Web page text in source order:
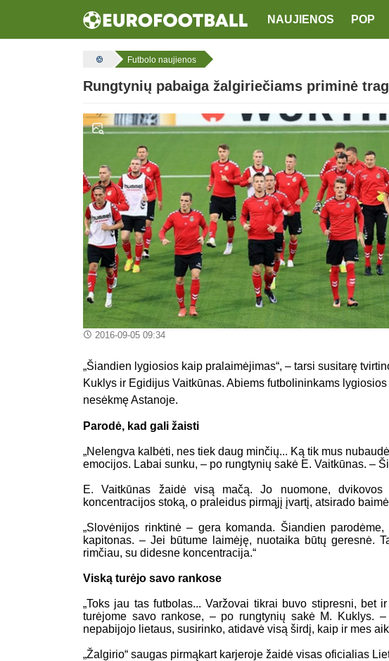
NAUJIENOS POP
Futbolo naujienos
Rungtynių pabaiga žalgiriečiams priminė
2016-09-05 09:34
„Šiandien lygiosios kaip pralaimėjimas“, – tarsi susitarę
Kuklys ir Egidijus Vaitkūnas. Abiems futbolininkams
nesėkmę Astanoje.
Parodė, kad gali žaisti
„Nelengva kalbėti, nes tiek daug minčių... Ką tik mus
emocijos. Labai sunku, – po rungtynių sakė E. Vaitkūnas. –
E. Vaitkūnas žaidė visą mačą. Jo nuomone,
koncentracijos stoką, o praleidus pirmąjį įvartį, atsirado
„Slovėnijos rinktinė – gera komanda. Šiandien
kapitonas. – Jei būtume laimėję, nuotaika būtų geresnė.
rimčiau, su didesne koncentracija.“
Viską turėjo savo rankose
„Toks jau tas futbolas... Varžovai tikrai buvo stipresni, bet
turėjome savo rankose, – po rungtynių sakė M. Kuklys.
nepabijojo lietaus, susirinko, atidavė visą širdį, kaip ir mes
„Žalgirio“ saugas pirmąkart karjeroje žaidė visas oficialias